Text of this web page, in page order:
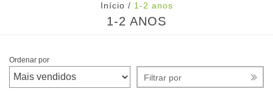
Início / 1-2 anos
1-2 ANOS
Ordenar por
Filtrar por